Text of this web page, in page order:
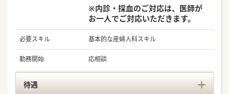
※内診・採血のご対応は、医師が
お一人でご対応いただきます。
必要スキル 基本的な産婦人科スキル
勤務開始 応相談
待遇